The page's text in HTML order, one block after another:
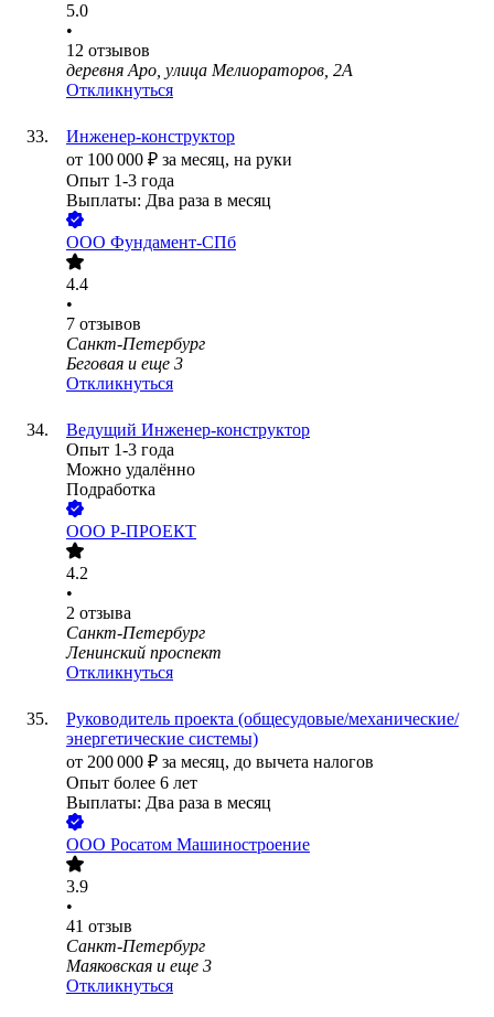
5.0
•
12 отзывов
деревня Аро, улица Мелиораторов, 2А
Откликнуться
Инженер-конструктор
от 100 000 ₽ за месяц, на руки
Опыт 1-3 года
Выплаты: Два раза в месяц
ООО Фундамент-СПб
4.4
•
7 отзывов
Санкт-Петербург
Беговая и еще 3
Откликнуться
Ведущий Инженер-конструктор
Опыт 1-3 года
Можно удалённо
Подработка
ООО Р-ПРОЕКТ
4.2
•
2 отзыва
Санкт-Петербург
Ленинский проспект
Откликнуться
Руководитель проекта (общесудовые/механические/
энергетические системы)
от 200 000 ₽ за месяц, до вычета налогов
Опыт более 6 лет
Выплаты: Два раза в месяц
ООО Росатом Машиностроение
3.9
•
41 отзыв
Санкт-Петербург
Маяковская и еще 3
Откликнуться